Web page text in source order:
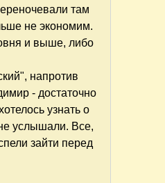
там
не экономим.
и выше, либо
напротив
- достаточно
узнать о
услышали. Все,
зайти перед